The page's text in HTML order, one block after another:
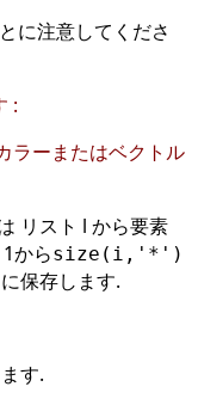
に注意してくださ
:
ラーまたはベクトル
リスト l から要素
からsize(i,'*')
に保存します.
す.